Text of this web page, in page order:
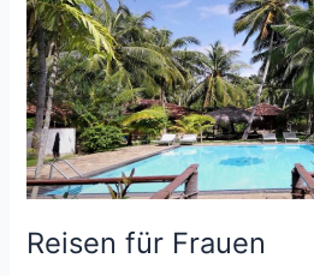
Reisen für Frauen